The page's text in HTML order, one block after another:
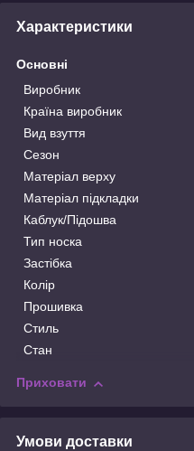
Характеристики
Основні
Виробник
Країна виробник
Вид взуття
Сезон
Матеріал верху
Матеріал підкладки
Каблук/Підошва
Тип носка
Застібка
Колір
Прошивка
Стиль
Стан
Приховати
Умови доставки